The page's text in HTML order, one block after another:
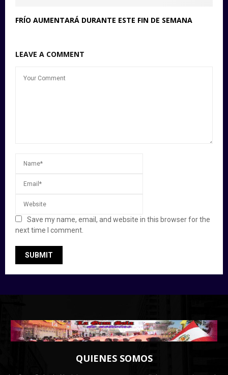
FRÍO AUMENTARÁ DURANTE ESTE FIN DE SEMANA
LEAVE A COMMENT
Save my name, email, and website in this browser for the
next time I comment.
QUIENES SOMOS